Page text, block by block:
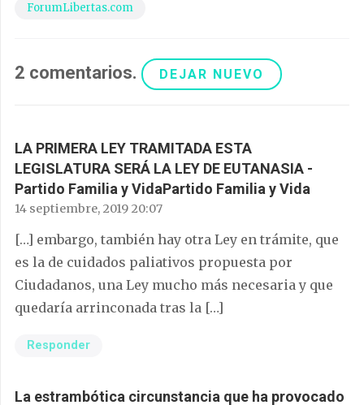
ForumLibertas.com
2 comentarios. DEJAR NUEVO
LA PRIMERA LEY TRAMITADA ESTA
LEGISLATURA SERÁ LA LEY DE EUTANASIA -
Partido Familia y VidaPartido Familia y Vida
14 septiembre, 2019 20:07
[…] embargo, también hay otra Ley en trámite, que
es la de cuidados paliativos propuesta por
Ciudadanos, una Ley mucho más necesaria y que
quedaría arrinconada tras la […]
Responder
La estrambótica circunstancia que ha provocado